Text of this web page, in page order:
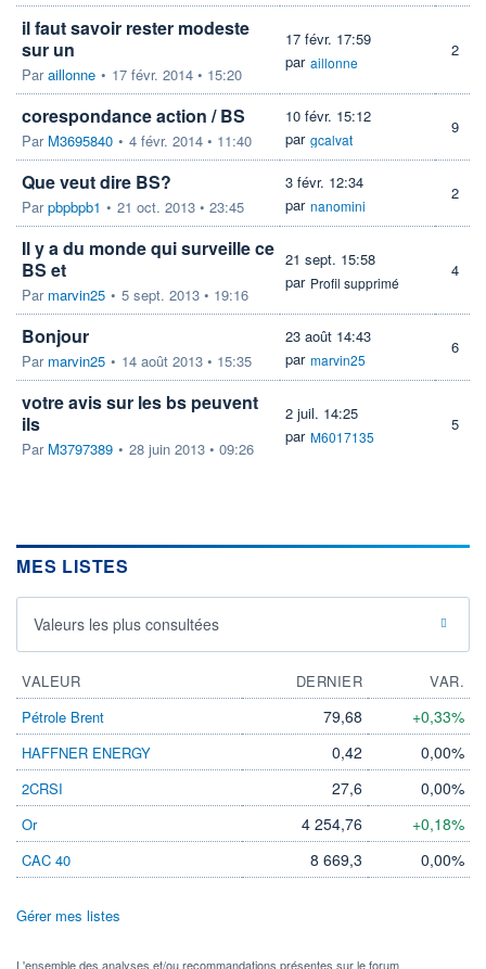
il faut savoir rester modeste
sur un
Paraillonne • 17 févr. 2014 • 15:20
17 févr. 17:59
par aillonne
2
corespondance action / BS
Par M3695840 • 4 févr. 2014 • 11:40
10 févr. 15:12
par gcalvat
9
Que veut dire BS?
Parpbpbpb1 • 21 oct. 2013 • 23:45
3 févr. 12:34
par nanomini
2
Il y a du monde qui surveille ce
BS et
Par marvin25 • 5 sept. 2013 • 19:16
21 sept. 15:58
par Profil supprimé
4
Bonjour
Par marvin25 • 14 août 2013 • 15:35
23 août 14:43
par marvin25
6
votre avis sur les bs peuvent
ils
Par M3797389 • 28 juin 2013 • 09:26
2 juil. 14:25
par M6017135
5
MES LISTES
Valeurs les plus consultées
VALEUR DERNIER
VAR.
Pétrole Brent
79,68 +0,33%
HAFFNER ENERGY 0,42 0,00%
2CRSI 27,6 0,00%
Or 4 254,76 +0,18%
CAC 40 8 669,3 0,00%
Gérer mes listes
L'ensemble des analyses et/ou recommandations présentes sur le forum